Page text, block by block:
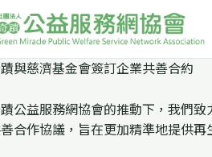
公益服務網協會的推動下，我們
合作協議，旨在更加精準地提供